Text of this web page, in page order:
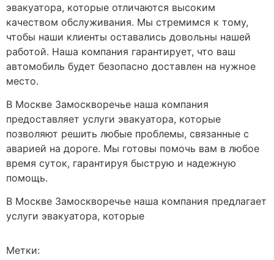
эвакуатора, которые отличаются высоким
качеством обслуживания. Мы стремимся к тому,
чтобы наши клиенты оставались довольны нашей
работой. Наша компания гарантирует, что ваш
автомобиль будет безопасно доставлен на нужное
место.
В Москве Замоскворечье наша компания
предоставляет услуги эвакуатора, которые
позволяют решить любые проблемы, связанные с
аварией на дороге. Мы готовы помочь вам в любое
время суток, гарантируя быструю и надежную
помощь.
В Москве Замоскворечье наша компания предлагает
услуги эвакуатора, которые
Метки: